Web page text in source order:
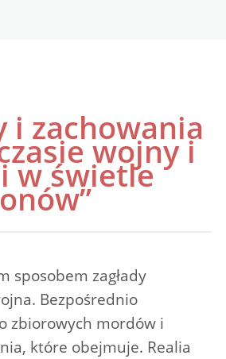
i zachowania
wojny i
w świetle
sposobem zagłady
Bezpośrednio
zbiorowych mordów i
które obejmuje. Realia